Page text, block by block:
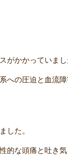
がかかっていまし
への圧迫と血流
した。
的な頭痛と吐き気